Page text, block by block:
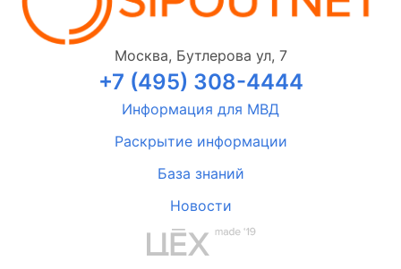
Москва, Бутлерова ул, 7
+7 (495) 308-4444
Информация для МВД
Раскрытие информации
База знаний
Новости